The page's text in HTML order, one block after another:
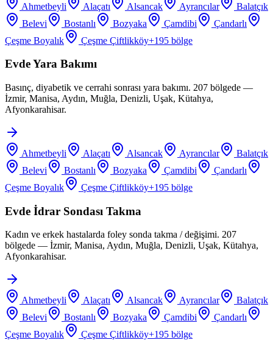
Ahmetbeyli Alaçatı Alsancak Ayrancılar
Balatçık
Belevi
Bostanlı Bozyaka Çamdibi
Çandarlı
Çeşme Boyalık
Çeşme Çiftlikköy+195 bölge
Evde Yara Bakımı
Basınç, diyabetik ve cerrahi sonrası yara bakımı. 207 bölgede —
İzmir, Manisa, Aydın, Muğla, Denizli, Uşak, Kütahya,
Afyonkarahisar.
Ahmetbeyli Alaçatı Alsancak Ayrancılar
Balatçık
Belevi
Bostanlı Bozyaka Çamdibi
Çandarlı
Çeşme Boyalık
Çeşme Çiftlikköy+195 bölge
Evde İdrar Sondası Takma
Kadın ve erkek hastalarda foley sonda takma / değişimi. 207
bölgede — İzmir, Manisa, Aydın, Muğla, Denizli, Uşak, Kütahya,
Afyonkarahisar.
Ahmetbeyli Alaçatı Alsancak Ayrancılar
Balatçık
Belevi
Bostanlı Bozyaka Çamdibi
Çandarlı
Çeşme Boyalık
Çeşme Çiftlikköy+195 bölge